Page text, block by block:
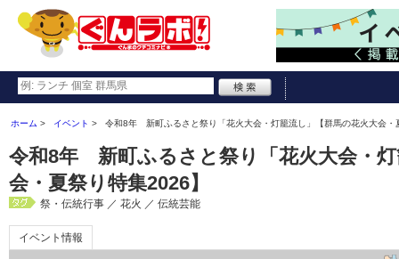
ホーム イベント 令和8年 新町ふるさと祭り「花火大会・灯籠流し」【群馬の花火大会・
令和8年 新町ふるさと祭り「花火大会・
会・夏祭り特集2026】
祭・伝統行事 ／ 花火 ／ 伝統芸能
イベント情報